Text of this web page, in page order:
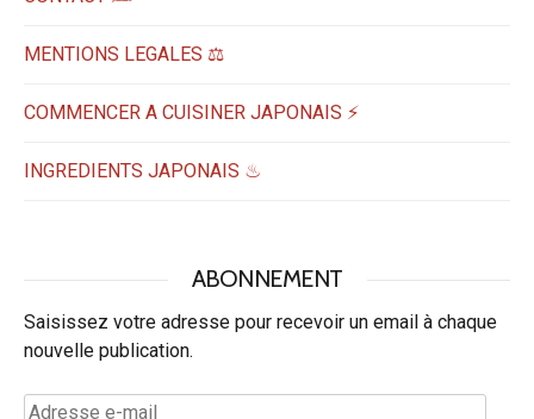
MENTIONS LEGALES ⚖️
COMMENCER A CUISINER JAPONAIS ⚡
INGREDIENTS JAPONAIS ♨
ABONNEMENT
Saisissez votre adresse pour recevoir un email à chaque
nouvelle publication.
Adresse